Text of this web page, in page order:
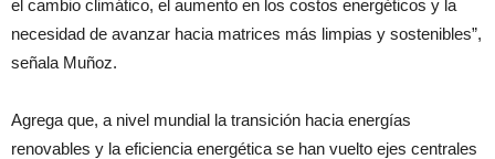
el cambio climático, el aumento en los costos energéticos y la
necesidad de avanzar hacia matrices más limpias y sostenibles”,
señala Muñoz.
Agrega que, a nivel mundial la transición hacia energías
renovables y la eficiencia energética se han vuelto ejes centrales